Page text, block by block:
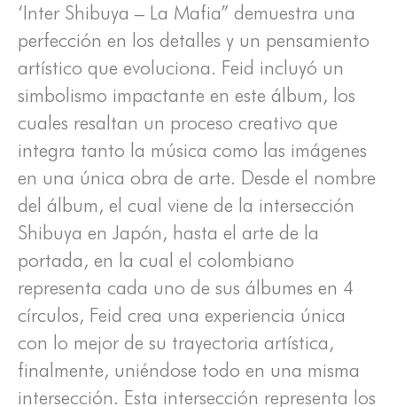
‘Inter Shibuya – La Mafia” demuestra una
perfección en los detalles y un pensamiento
artístico que evoluciona. Feid incluyó un
simbolismo impactante en este álbum, los
cuales resaltan un proceso creativo que
integra tanto la música como las imágenes
en una única obra de arte. Desde el nombre
del álbum, el cual viene de la intersección
Shibuya en Japón, hasta el arte de la
portada, en la cual el colombiano
representa cada uno de sus álbumes en 4
círculos, Feid crea una experiencia única
con lo mejor de su trayectoria artística,
finalmente, uniéndose todo en una misma
intersección. Esta intersección representa los